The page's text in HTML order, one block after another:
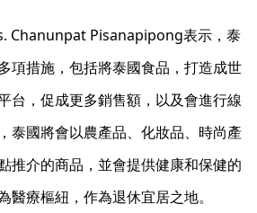
Chanunpat Pisanapipong表示，泰
項措施，包括將泰國食品，打造成世
台，促成更多銷售額，以及會進行線
泰國將會以農產品、化妝品、時尚產
推介的商品，並會提供健康和保健的
醫療樞紐，作為退休宜居之地。